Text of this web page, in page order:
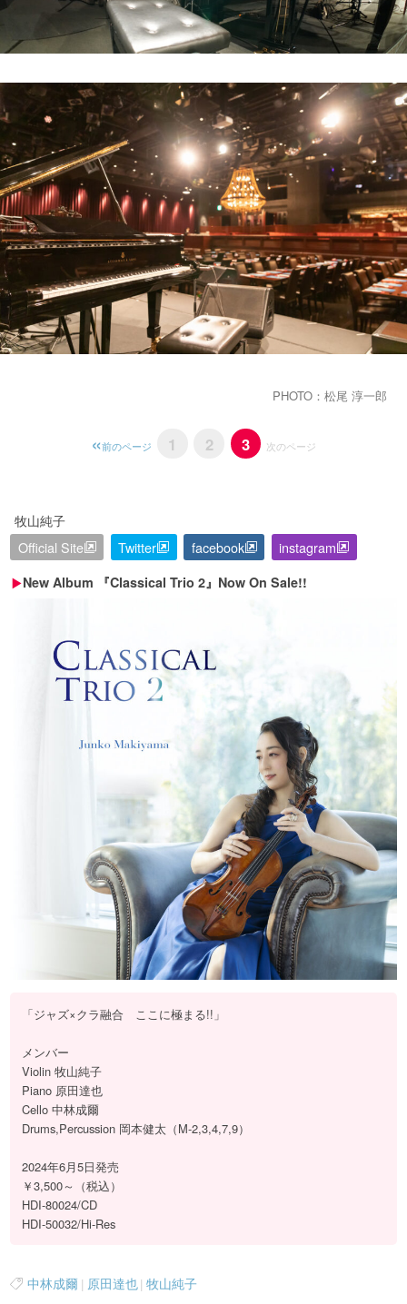
PHOTO：松尾 淳一郎
前のページ 1 2 3 次のページ
牧山純子
Official Site
Twitter facebook instagram
New Album 『Classical Trio 2』Now On Sale!!
「ジャズ×クラ融合 ここに極まる!!」
メンバー
Violin 牧山純子
Piano 原田達也
Cello 中林成爾
Drums,Percussion 岡本健太（M-2,3,4,7,9）
2024年6月5日発売
￥3,500～（税込）
HDI-80024/CD
HDI-50032/Hi-Res
中林成爾 | 原田達也| 牧山純子